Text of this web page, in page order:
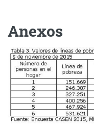
Anexos